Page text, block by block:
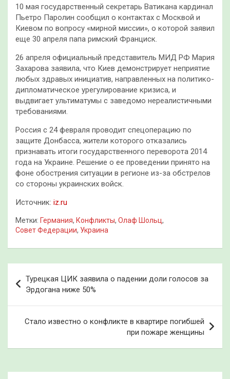
10 мая государственный секретарь Ватикана кардинал
Пьетро Паролин сообщил о контактах с Москвой и
Киевом по вопросу «мирной миссии», о которой заявил
еще 30 апреля папа римский Франциск.
26 апреля официальный представитель МИД РФ Мария
Захарова заявила, что Киев демонстрирует неприятие
любых здравых инициатив, направленных на политико-
дипломатическое урегулирование кризиса, и
выдвигает ультиматумы с заведомо нереалистичными
требованиями.
Россия с 24 февраля проводит спецоперацию по
защите Донбасса, жители которого отказались
признавать итоги государственного переворота 2014
года на Украине. Решение о ее проведении принято на
фоне обострения ситуации в регионе из-за обстрелов
со стороны украинских войск.
Источник: iz.ru
Метки: Германия, Конфликты, Олаф Шольц,
Совет Федерации, Украина
по
записям
Турецкая ЦИК заявила о падении доли голосов за
Эрдогана ниже 50%
Стало известно о конфликте в квартире погибшей
при пожаре женщины